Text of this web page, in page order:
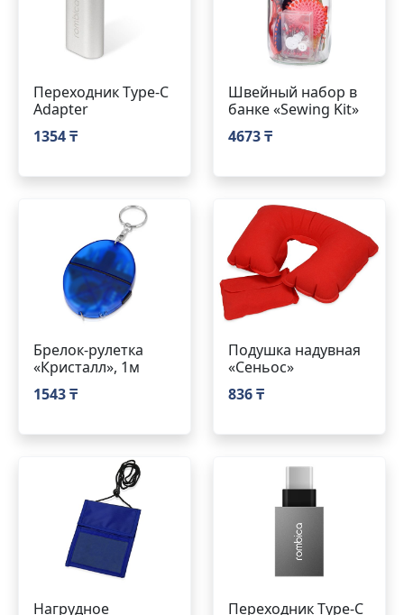
Переходник Type-C
Adapter
1354 ₸
Швейный набор в
банке «Sewing Kit»
4673 ₸
Брелок-рулетка
«Кристалл», 1м
1543 ₸
Подушка надувная
«Сеньос»
836 ₸
Нагрудное Переходник Type-C